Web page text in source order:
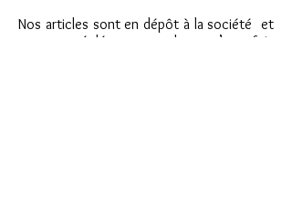
Nos articles sont en dépôt à la société et
ne sont réglées au vendeur qu’une fois